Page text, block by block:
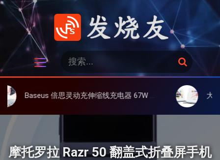
跳
发烧友
：
搜
索
倍思灵动充伸缩线充电器 67W 3C，超耐用可伸缩线、氮化镓、3C多设备同时充 大上 Paperlike 13K
摩托罗拉 Razr 50 翻盖式折叠屏手机